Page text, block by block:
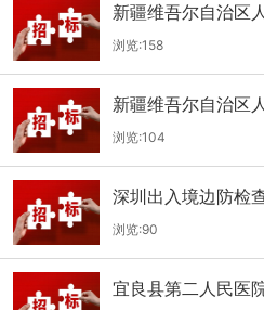
新疆维吾尔自治区
二十三批）采购项
浏览:158
新疆维吾尔自治区
耗材采购项目公开
浏览:104
深圳出入境边防检
医用耗材采购项目
浏览:90
宜良县第二人民医